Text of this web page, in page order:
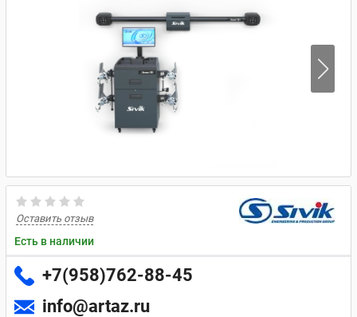
Оставить отзыв
Есть в наличии
+7(958)762-88-45
info@artaz.ru